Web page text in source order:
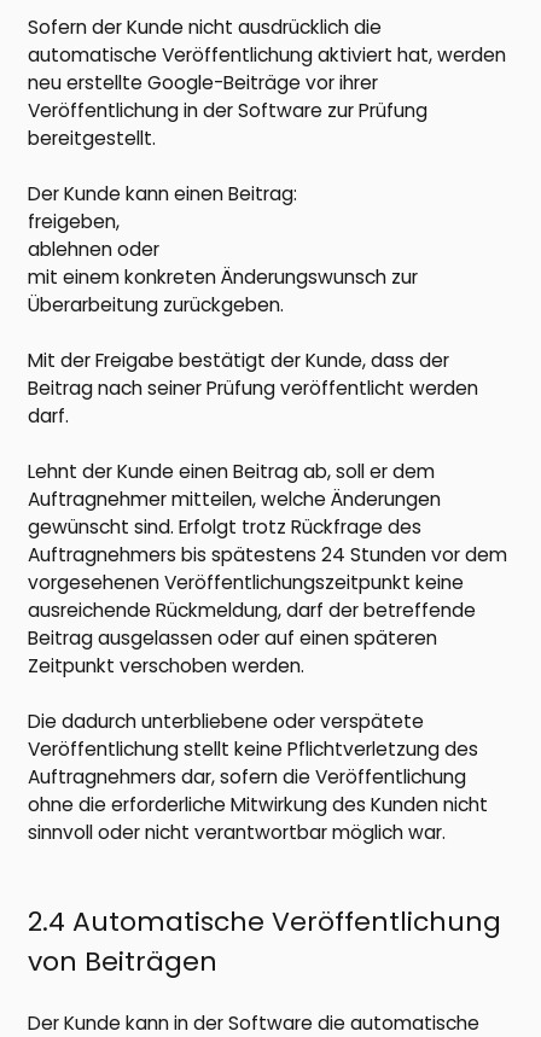
Sofern der Kunde nicht ausdrücklich die
automatische Veröffentlichung aktiviert hat, werden
neu erstellte Google-Beiträge vor ihrer
Veröffentlichung in der Software zur Prüfung
bereitgestellt.
Der Kunde kann einen Beitrag:
freigeben,
ablehnen oder
mit einem konkreten Änderungswunsch zur
Überarbeitung zurückgeben.
Mit der Freigabe bestätigt der Kunde, dass der
Beitrag nach seiner Prüfung veröffentlicht werden
darf.
Lehnt der Kunde einen Beitrag ab, soll er dem
Auftragnehmer mitteilen, welche Änderungen
gewünscht sind. Erfolgt trotz Rückfrage des
Auftragnehmers bis spätestens 24 Stunden vor dem
vorgesehenen Veröffentlichungszeitpunkt keine
ausreichende Rückmeldung, darf der betreffende
Beitrag ausgelassen oder auf einen späteren
Zeitpunkt verschoben werden.
Die dadurch unterbliebene oder verspätete
Veröffentlichung stellt keine Pflichtverletzung des
Auftragnehmers dar, sofern die Veröffentlichung
ohne die erforderliche Mitwirkung des Kunden nicht
sinnvoll oder nicht verantwortbar möglich war.
2.4 Automatische Veröffentlichung
von Beiträgen
Der Kunde kann in der Software die automatische